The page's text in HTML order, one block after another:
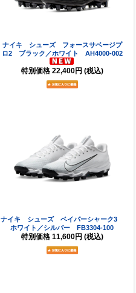
ナイキ シューズ フォースサベージプ
ロ2 ブラック／ホワイト AH4000-002
特別価格 22,400円 (税込)
ナイキ シューズ ベイパーシャーク3
ホワイト／シルバー FB3304-100
特別価格 11,600円 (税込)